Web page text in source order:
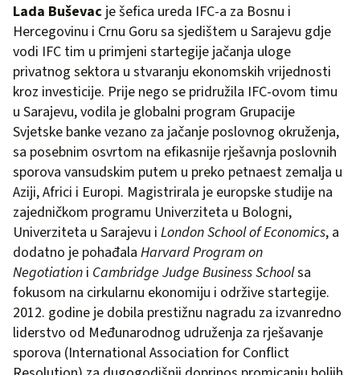
Lada Buševac je šefica ureda IFC-a za Bosnu i
Hercegovinu i Crnu Goru sa sjedištem u Sarajevu gdje
vodi IFC tim u primjeni startegije jačanja uloge
privatnog sektora u stvaranju ekonomskih vrijednosti
kroz investicije. Prije nego se pridružila IFC-ovom timu
u Sarajevu, vodila je globalni program Grupacije
Svjetske banke vezano za jačanje poslovnog okruženja,
sa posebnim osvrtom na efikasnije rješavnja poslovnih
sporova vansudskim putem u preko petnaest zemalja u
Aziji, Africi i Europi. Magistrirala je europske studije na
zajedničkom programu Univerziteta u Bologni,
Univerziteta u Sarajevu i London School of Economics, a
dodatno je pohađala Harvard Program on
Negotiation i Cambridge Judge Business Schoolsa
fokusom na cirkularnu ekonomiju i održive startegije.
2012. godine je dobila prestižnu nagradu za izvanredno
liderstvo od Međunarodnog udruženja za rješavanje
sporova (International Association for Conflict